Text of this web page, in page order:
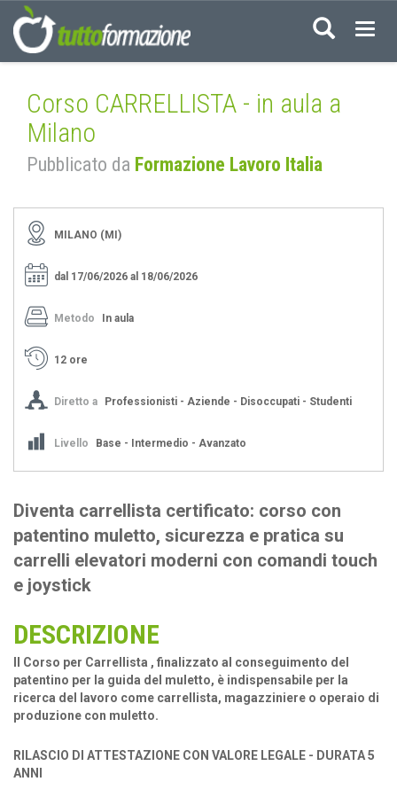
Corso CARRELLISTA - in aula a
Milano
Pubblicato da Formazione Lavoro Italia
MILANO (MI)
dal 17/06/2026 al 18/06/2026
Metodo In aula
12 ore
Diretto a Professionisti - Aziende - Disoccupati - Studenti
Livello Base - Intermedio - Avanzato
Diventa carrellista certificato: corso con
patentino muletto, sicurezza e pratica su
carrelli elevatori moderni con comandi touch
e joystick
DESCRIZIONE
Il Corso per Carrellista , finalizzato al conseguimento del
patentino per la guida del muletto, è indispensabile per la
ricerca del lavoro come carrellista, magazziniere o operaio di
produzione con muletto.
RILASCIO DI ATTESTAZIONE CON VALORE LEGALE - DURATA 5
ANNI